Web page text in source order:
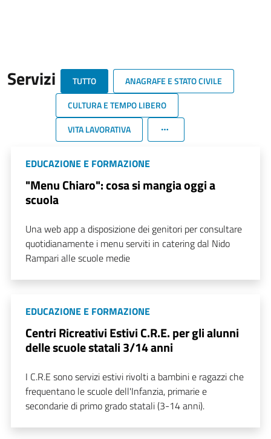
Servizi TUTTO
ANAGRAFE E STATO CIVILE
CULTURA E TEMPO LIBERO
VITA LAVORATIVA
EDUCAZIONE E FORMAZIONE
"Menu Chiaro": cosa si mangia oggi a
scuola
Una web app a disposizione dei genitori per consultare
quotidianamente i menu serviti in catering dal Nido
Rampari alle scuole medie
EDUCAZIONE E FORMAZIONE
Centri Ricreativi Estivi C.R.E. per gli alunni
delle scuole statali 3/14 anni
I C.R.E sono servizi estivi rivolti a bambini e ragazzi che
frequentano le scuole dell'Infanzia, primarie e
secondarie di primo grado statali (3-14 anni).